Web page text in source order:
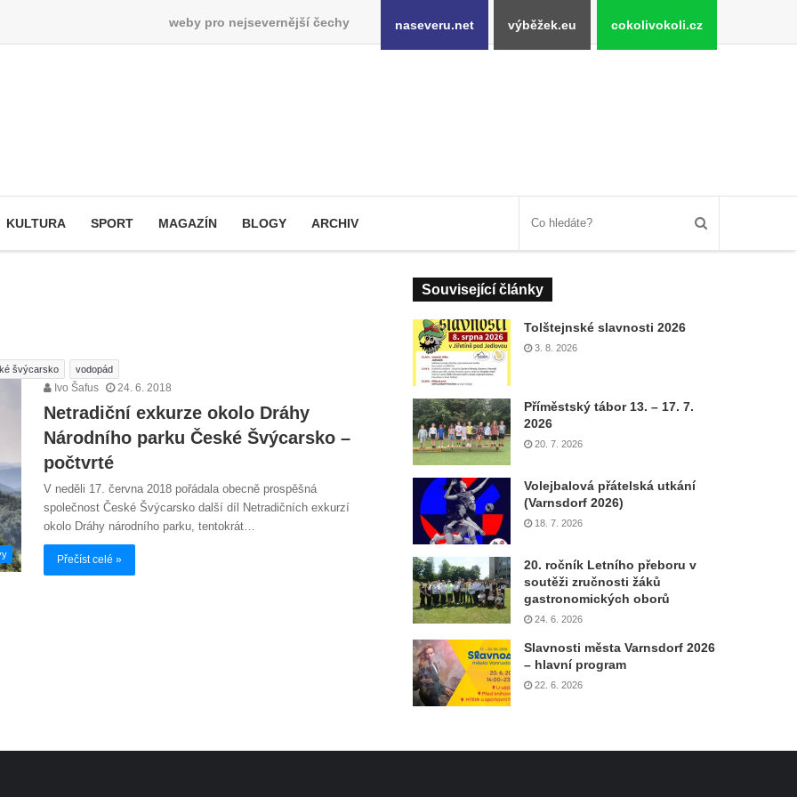
weby pro nejsevernější čechy naseveru.net výběžek.eu cokolivokoli.cz
KULTURA SPORT MAGAZÍN BLOGY ARCHIV
švýcarsko vodopád
Ivo Šafus 24. 6. 2018
Netradiční exkurze okolo Dráhy
Národního parku České Švýcarsko –
počtvrté
V neděli 17. června 2018 pořádala obecně prospěšná
společnost České Švýcarsko další díl Netradičních exkurzí
okolo Dráhy národního parku, tentokrát…
Přečíst celé »
Související články
Tolštejnské slavnosti 2026
3. 8. 2026
Příměstský tábor 13. – 17. 7.
2026
20. 7. 2026
Volejbalová přátelská utkání
(Varnsdorf 2026)
18. 7. 2026
20. ročník Letního přeboru v
soutěži zručnosti žáků
gastronomických oborů
24. 6. 2026
Slavnosti města Varnsdorf 2026
– hlavní program
22. 6. 2026